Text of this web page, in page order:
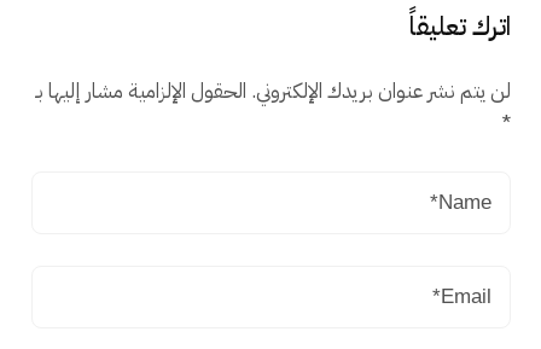
اترك تعليقاً
لن يتم نشر عنوان بريدك الإلكتروني. الحقول الإلزامية مشار إليها بـ
*